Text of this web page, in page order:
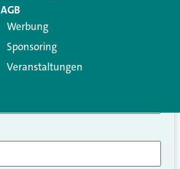
AGB
Werbung
Sponsoring
Veranstaltungen